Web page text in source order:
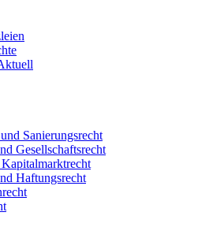
Sanierungsrecht
Gesellschaftsrecht
Haftungsrecht